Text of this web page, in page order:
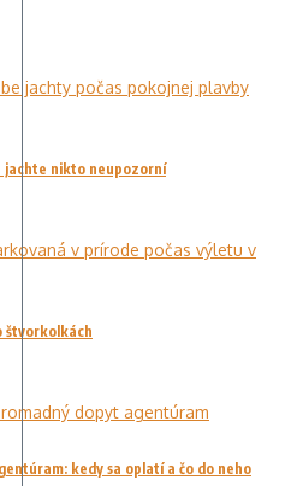
jachte nikto neupozorní
štvorkolkách
kedy sa oplatí a čo do neho